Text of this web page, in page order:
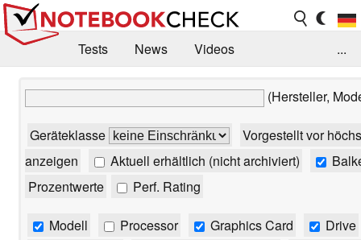
Tests News
Videos
Forum
...
(Hersteller,
Geräteklasse
Vorgestellt vor
anzeigen
Aktuell erhältlich (nicht archiviert)
Prozentwerte
Perf. Rating
Modell Processor Graphics Card
Drive